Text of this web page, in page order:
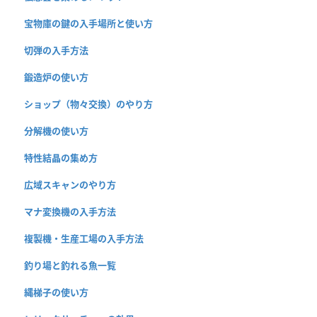
宝物庫の鍵の入手場所と使い方
切弾の入手方法
鍛造炉の使い方
ショップ（物々交換）のやり方
分解機の使い方
特性結晶の集め方
広域スキャンのやり方
マナ変換機の入手方法
複製機・生産工場の入手方法
釣り場と釣れる魚一覧
縄梯子の使い方